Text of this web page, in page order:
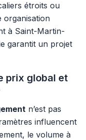
étroits ou
organisation
à Saint-Martin-
garantit un projet
prix global et
n’est pas
influencent
le volume à